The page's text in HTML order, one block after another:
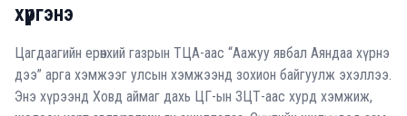
хүргэнэ
Цагдаагийн ерөнхий газрын ТЦА-аас “Аажуу явбал Аяндаа хүрнэ
дээ” арга хэмжээг улсын хэмжээнд зохион байгуулж эхэллээ.
Энэ хүрээнд Ховд аймаг дахь ЦГ-ын ЗЦТ-аас хурд хэмжиж,